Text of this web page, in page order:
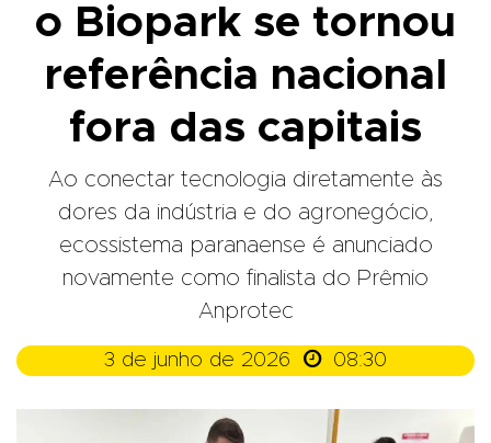
o Biopark se tornou
referência nacional
fora das capitais
Ao conectar tecnologia diretamente às
dores da indústria e do agronegócio,
ecossistema paranaense é anunciado
novamente como finalista do Prêmio
Anprotec
3 de junho de 2026  08:30